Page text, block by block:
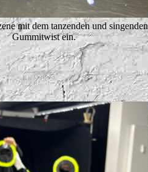
mit dem tanzenden und singenden
Gummitwist ein.